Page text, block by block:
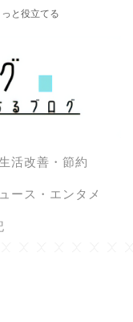
と役立てる
活改善・節約
ース・エンタメ